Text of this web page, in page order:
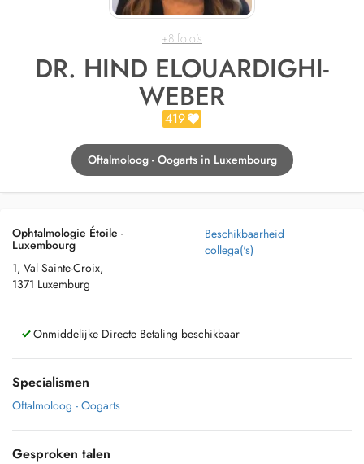
+8 foto's
DR. HIND ELOUARDIGHI-
WEBER
419
Oftalmoloog - Oogarts in Luxembourg
Ophtalmologie Étoile -
Luxembourg
1, Val Sainte-Croix,
1371 Luxemburg
Beschikbaarheid
collega('s)
Onmiddelijke Directe Betaling beschikbaar
Specialismen
Oftalmoloog - Oogarts
Gesproken talen